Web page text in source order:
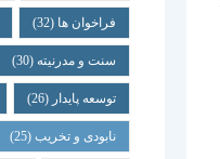
فراخوان ها (32)
سنت و مدرنیته (30)
توسعه پایدار (26)
نابودی و تخریب(25)